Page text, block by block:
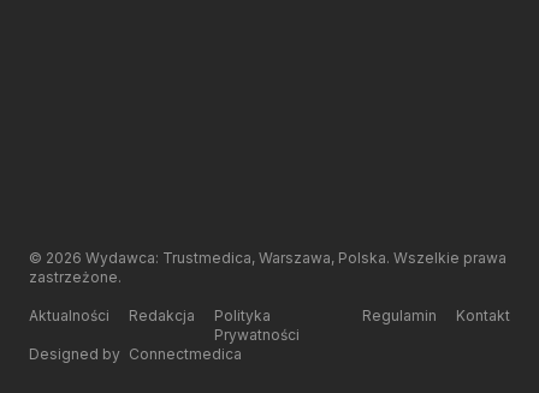
© 2026 Wydawca: Trustmedica, Warszawa, Polska. Wszelkie prawa
zastrzeżone.
Aktualności Redakcja
Polityka
Prywatności
Regulamin Kontakt
Designed by Connectmedica